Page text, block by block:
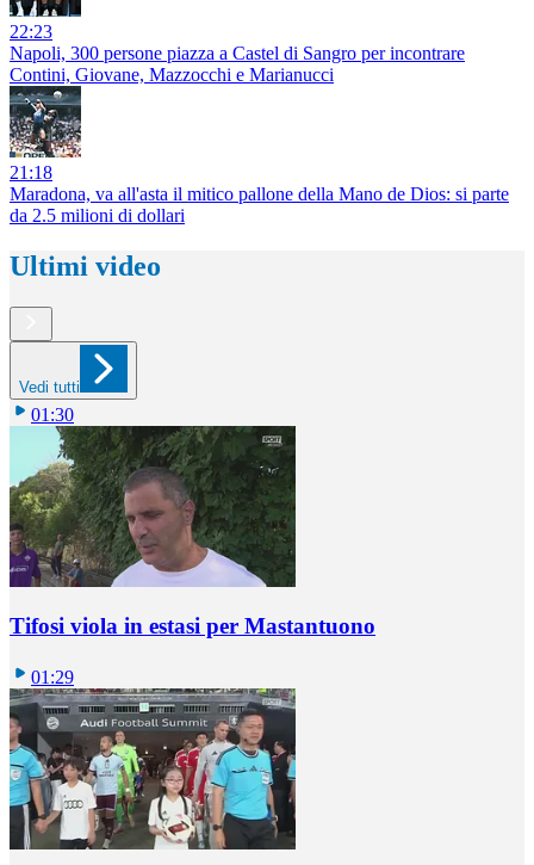
22:23
Napoli, 300 persone piazza a Castel di Sangro per incontrare
Contini, Giovane, Mazzocchi e Marianucci
21:18
Maradona, va all'asta il mitico pallone della Mano de Dios: si parte
da 2.5 milioni di dollari
Ultimi video
Vedi tutti
01:30
Tifosi viola in estasi per Mastantuono
01:29